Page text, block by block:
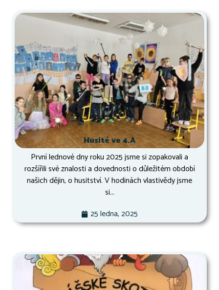
Husité ve 4.A
První lednové dny roku 2025 jsme si zopakovali a
rozšířili své znalosti a dovednosti o důležitém období
našich dějin, o husitství. V hodinách vlastivědy jsme
si...
25 ledna, 2025